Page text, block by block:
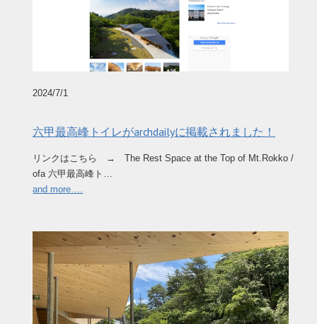
2024/7/1
六甲最高峰トイレがarchdailyに掲載されました！
リンクはこちら → The Rest Space at the Top of Mt.Rokko /
ofa 六甲最高峰ト…
and more….